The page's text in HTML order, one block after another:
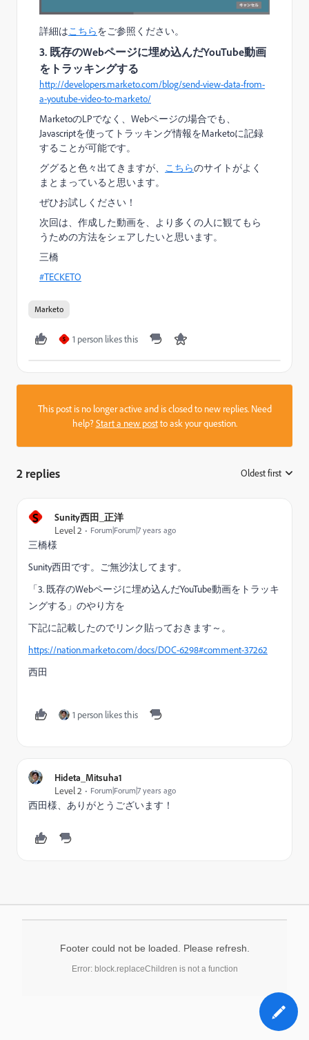
詳細はこちらをご参照ください。
3. 既存のWebページに埋め込んだYouTube動画
をトラッキングする
http://developers.marketo.com/blog/send-view-data-from-
a-youtube-video-to-marketo/
MarketoのLPでなく、Webページの場合でも、
Javascriptを使ってトラッキング情報をMarketoに記録
することが可能です。
ググると色々出てきますが、
こちらのサイトがよく
まとまっていると思います。
ぜひお試しください！
次回は、作成した動画を、より多くの人に観てもら
うための方法をシェアしたいと思います。
三橋
#TECKETO
Marketo
S 1 person likes this
This post is no longer active and is closed to new replies. Need
help?Start a new postto ask your question.
2 replies Oldest first
S
Sunity西田_正洋
Level 2
Forum|Forum|7 years ago
三橋様
Sunity西田です。ご無沙汰してます。
「3. 既存のWebページに埋め込んだYouTube動画をトラッキ
ングする」のやり方を
下記に記載したのでリンク貼っておきます～。
https://nation.marketo.com/docs/DOC-6298#comment-37262
西田
1 person likes this
Hideta_Mitsuha1
Level 2
Forum|Forum|7 years ago
西田様、ありがとうございます！
Footer could not be loaded. Please refresh.
Error: block.replaceChildren is not a function